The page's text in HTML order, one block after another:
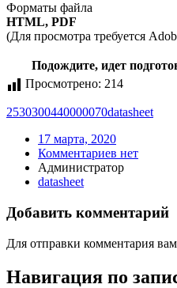
Форматы файла
HTML, PDF
(Для просмотра требуется
Подождите, идет
Просмотрено: 214
2530300440000070datasheet
17 марта, 2020
Комментариев нет
Администратор
datasheet
Добавить комментарий
Для отправки комментария
Навигация по